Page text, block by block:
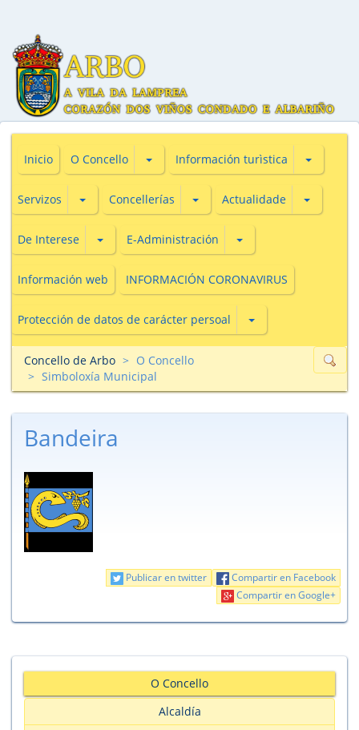
Inicio O Concello Subsecciones de O Concello
Información turìstica
Servizos Subsecciones de Servizos
Concellerías Subsecciones de Concellerías
Actualidade
De Interese Subsecciones de De Interese
E-Administración Subsecciones de E-
Información web INFORMACIÓN CORONAVIRUS
Protección de datos de carácter persoal Subsecciones de
Concello de Arbo
O Concello
Simboloxía Municipal
Bandeira
Compartir en Facebook
Publicar en twitter
Compartir en Google+
O Concello
Alcaldía